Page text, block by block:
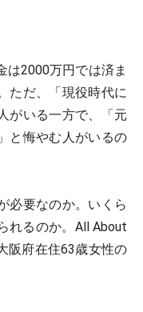
は2000万円では済ま
ただ、「現役時代に
がいる一方で、「元
と悔やむ人がいるの
必要なのか。いくら
れるのか。All About
阪府在住63歳女性の